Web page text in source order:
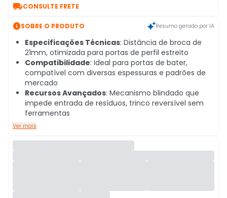
CONSULTE FRETE
SOBRE O PRODUTO Resumo gerado por IA
Especificações Técnicas: Distância de broca de
21mm, otimizada para portas de perfil estreito
Compatibilidade: Ideal para portas de bater,
compatível com diversas espessuras e padrões de
mercado
Recursos Avançados: Mecanismo blindado que
impede entrada de resíduos, trinco reversível sem
ferramentas
Ver mais